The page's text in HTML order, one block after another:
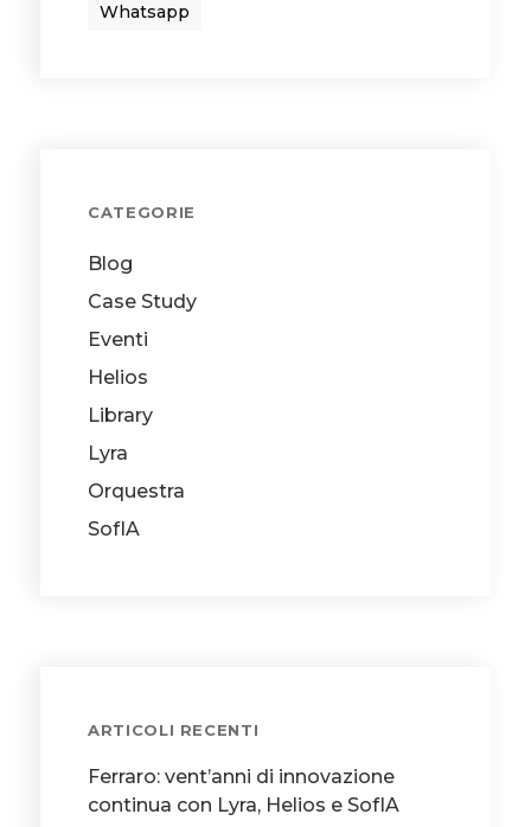
Whatsapp
CATEGORIE
Blog
Case Study
Eventi
Helios
Library
Lyra
Orquestra
SofIA
ARTICOLI RECENTI
Ferraro: vent’anni di innovazione
continua con Lyra, Helios e SofIA